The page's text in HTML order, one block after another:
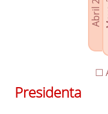
Agenda de Presidencia
Plenos provinciales y
Oficina de Proyectos
☐
Presidenta